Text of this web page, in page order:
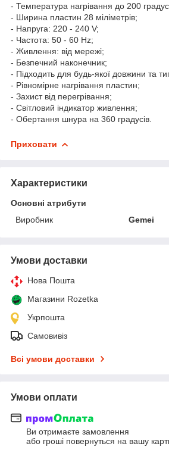
- Температура нагрівання до 200
- Ширина пластин 28 міліметрів;
- Напруга: 220 - 240 V;
- Частота: 50 - 60 Hz;
- Живлення: від мережі;
- Безпечний наконечник;
- Підходить для будь-якої довжини та
- Рівномірне нагрівання пластин;
- Захист від перегрівання;
- Світловий індикатор живлення;
- Обертання шнура на 360 градусів.
Приховати
Характеристики
Основні атрибути
Виробник
Gemei
Умови доставки
Нова Пошта
Магазини Rozetka
Укрпошта
Самовивіз
Всі умови доставки
Умови оплати
Ви отримаєте замовлення
або гроші повернуться на вашу